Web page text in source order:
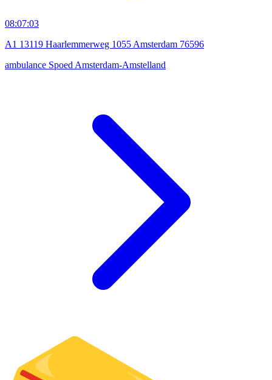
08:07:03
A1 13119 Haarlemmerweg 1055 Amsterdam 76596
ambulance Spoed Amsterdam-Amstelland